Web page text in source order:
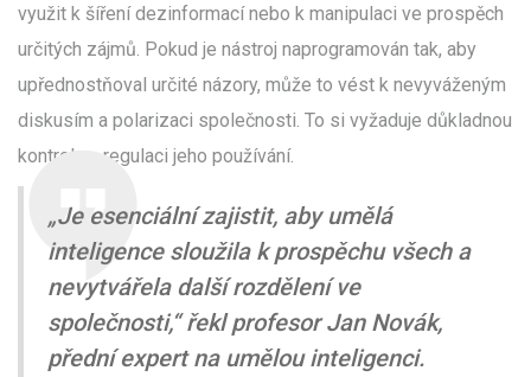
využit k šíření dezinformací nebo k manipulaci ve prospěch
určitých zájmů. Pokud je nástroj naprogramován tak, aby
upřednostňoval určité názory, může to vést k nevyváženým
diskusím a polarizaci společnosti. To si vyžaduje důkladnou
kontrolu a regulaci jeho používání.
„Je esenciální zajistit, aby umělá
inteligence sloužila k prospěchu všech a
nevytvářela další rozdělení ve
společnosti,“ řekl profesor Jan Novák,
přední expert na umělou inteligenci.